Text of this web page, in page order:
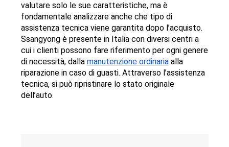
valutare solo le sue caratteristiche, ma è
fondamentale analizzare anche che tipo di
assistenza tecnica viene garantita dopo l’acquisto.
Ssangyong è presente in Italia con diversi centri a
cui i clienti possono fare riferimento per ogni genere
di necessità, dalla manutenzione ordinaria alla
riparazione in caso di guasti. Attraverso l’assistenza
tecnica, si può ripristinare lo stato originale
dell’auto.